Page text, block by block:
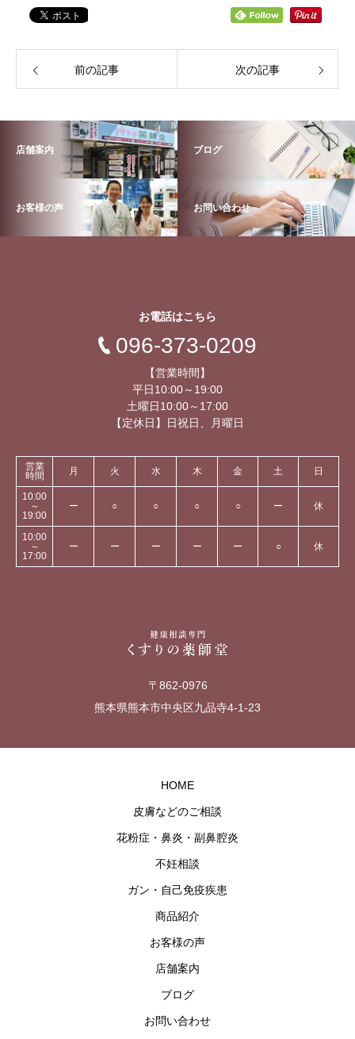
前の記事 次の記事
店舗案内 ブログ
お客様の声 お問い合わせ
お電話はこちら
096-373-0209
【営業時間】
平日10:00～19:00
土曜日10:00～17:00
【定休日】日祝日、月曜日
営業
時間
月 火 水 木 金 土 日
10:00
～
19:00
ー ○ ○ ○ ○ ー 休
10:00
～
17:00
ー ー ー ー ー ○ 休
〒862-0976
熊本県熊本市中央区九品寺4-1-23
HOME
皮膚などのご相談
花粉症・鼻炎・副鼻腔炎
不妊相談
ガン・自己免疫疾患
商品紹介
お客様の声
店舗案内
ブログ
お問い合わせ